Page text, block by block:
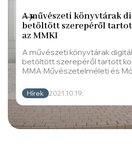
A művészeti könyvtárak
betöltött szerepéről
az MMKI
A művészeti könyvtárak
betöltött szerepéről tartott
MMA Művészetelméleti és
Hírek 2021.10.19.